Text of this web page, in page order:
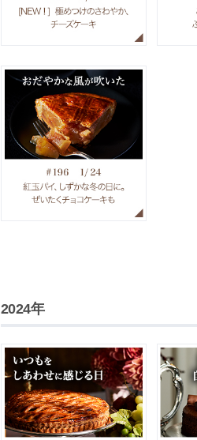
2024年